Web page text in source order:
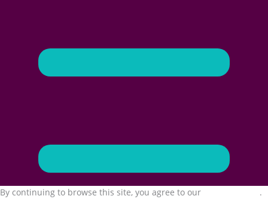
By continuing to browse this site, you agree to our .